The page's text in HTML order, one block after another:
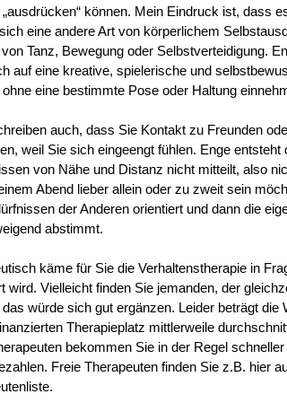
können. Mein Eindruck ist, dass
eine andere Art von körperlichem
Tanz, Bewegung oder Selbstverteidigung.
auf eine kreative, spielerische und
ohne eine bestimmte Pose oder Haltung
auch, dass Sie Kontakt zu Freunden
weil Sie sich eingeengt fühlen. Enge
von Nähe und Distanz nicht mitteilt, also
Abend lieber allein oder zu zweit sein
der Anderen orientiert und dann die
abstimmt.
käme für Sie die Verhaltenstherapie in
wird. Vielleicht finden Sie jemanden, der
würde sich gut ergänzen. Leider beträgt die
Therapieplatz mittlerweile
bekommen Sie in der Regel
Freie Therapeuten finden Sie z.B. hier